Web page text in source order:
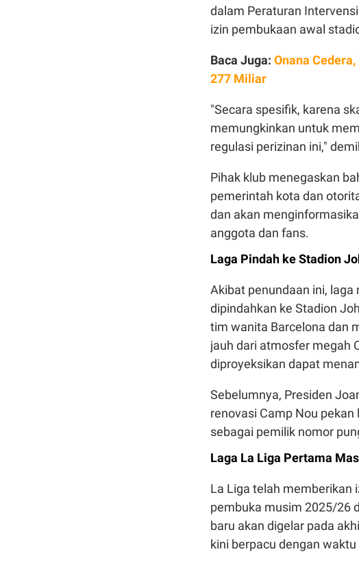
dalam Peraturan
izin pembukaan awal
Baca Juga: Onana
277 Miliar
"Secara spesifik, karena
memungkinkan untuk
regulasi perizinan ini,"
Pihak klub menegaskan
pemerintah kota dan
dan akan
anggota dan fans.
Laga Pindah ke Stadion
Akibat penundaan ini, laga
dipindahkan ke Stadion
tim wanita Barcelona dan
jauh dari atmosfer megah
diproyeksikan dapat
Sebelumnya, Presiden
renovasi Camp Nou
sebagai pemilik nomor
Laga La Liga Pertama
La Liga telah memberikan
pembuka musim 2025/26
baru akan digelar pada
kini berpacu dengan